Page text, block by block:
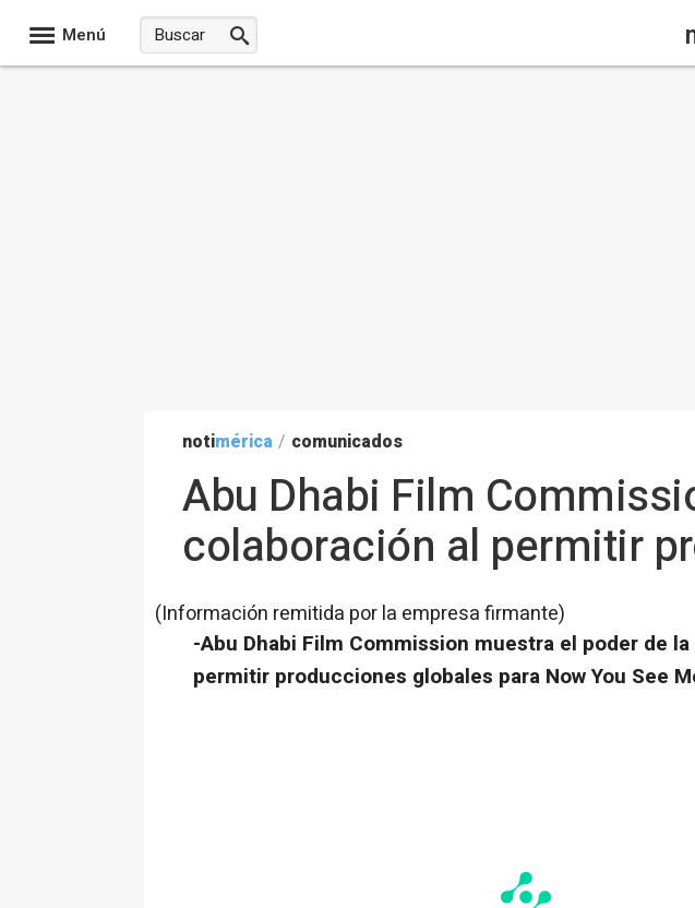
Menú
notimérica / comunicados
Abu Dhabi Film
colaboración al permitir
(Información remitida por la empresa firmante)
-Abu Dhabi Film Commission muestra el poder de
permitir producciones globales para Now You See